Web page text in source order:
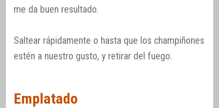
me da buen resultado.
Saltear rápidamente o hasta que los champiñones
estén a nuestro gusto, y retirar del fuego.
Emplatado